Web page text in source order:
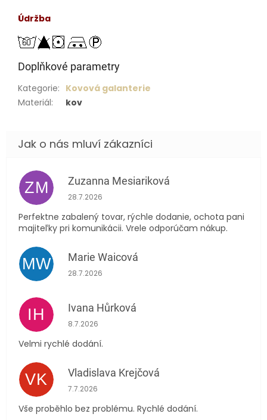
Údržba
Doplňkové parametry
Kategorie: Kovová galanterie
Materiál: kov
ZM Zuzanna Mesiariková
Hodnocení obchodu je 5 z 5 hvězdiček.
28.7.2026
Perfektne zabalený tovar, rýchle dodanie, ochota pani
majiteľky pri komunikácii. Vrele odporúčam nákup.
MW Marie Waicová
Hodnocení obchodu je 5 z 5 hvězdiček.
28.7.2026
IH Ivana Hůrková
Hodnocení obchodu je 5 z 5 hvězdiček.
8.7.2026
Velmi rychlé dodání.
VK Vladislava Krejčová
Hodnocení obchodu je 5 z 5 hvězdiček.
7.7.2026
Vše proběhlo bez problému. Rychlé dodání.